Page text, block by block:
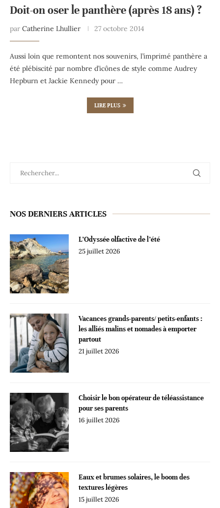
Doit-on oser le panthère (après 18 ans) ?
par Catherine Lhullier 27 octobre 2014
Aussi loin que remontent nos souvenirs, l’imprimé panthère a
été plébiscité par nombre d’icônes de style comme Audrey
Hepburn et Jackie Kennedy pour …
LIRE PLUS
NOS DERNIERS ARTICLES
L’Odyssée olfactive de l’été
25 juillet 2026
Vacances grands-parents/ petits-enfants :
les alliés malins et nomades à emporter
partout
21 juillet 2026
Choisir le bon opérateur de téléassistance
pour ses parents
16 juillet 2026
Eaux et brumes solaires, le boom des
textures légères
15 juillet 2026